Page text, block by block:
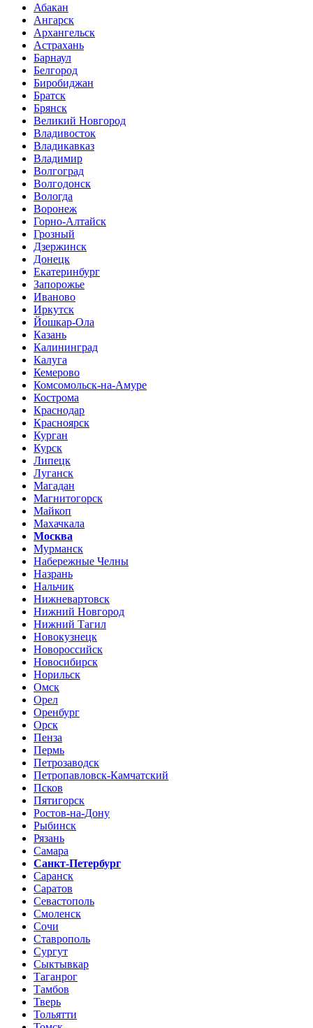
Абакан
Ангарск
Архангельск
Астрахань
Барнаул
Белгород
Биробиджан
Братск
Брянск
Великий Новгород
Владивосток
Владикавказ
Владимир
Волгоград
Волгодонск
Вологда
Воронеж
Горно-Алтайск
Грозный
Дзержинск
Донецк
Екатеринбург
Запорожье
Иваново
Иркутск
Йошкар-Ола
Казань
Калининград
Калуга
Кемерово
Комсомольск-на-Амуре
Кострома
Краснодар
Красноярск
Курган
Курск
Липецк
Луганск
Магадан
Магнитогорск
Майкоп
Махачкала
Москва
Мурманск
Набережные Челны
Назрань
Нальчик
Нижневартовск
Нижний Новгород
Нижний Тагил
Новокузнецк
Новороссийск
Новосибирск
Норильск
Омск
Орел
Оренбург
Орск
Пенза
Пермь
Петрозаводск
Петропавловск-Камчатский
Псков
Пятигорск
Ростов-на-Дону
Рыбинск
Рязань
Самара
Санкт-Петербург
Саранск
Саратов
Севастополь
Смоленск
Сочи
Ставрополь
Сургут
Сыктывкар
Таганрог
Тамбов
Тверь
Тольятти